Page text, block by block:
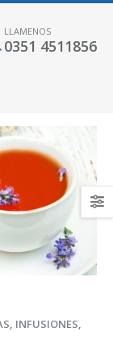
LLAMENOS
0351 4511856
, INFUSIONES,